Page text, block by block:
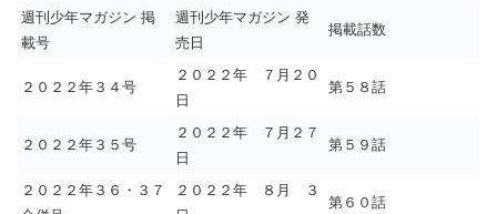
週刊少年マガジン 掲
載号
週刊少年マガジン 発
売日
掲載話数
２０２２年３４号
２０２２年 ７月２０
日
第５８話
２０２２年３５号
２０２２年 ７月２７
日
第５９話
２０２２年３６・３７
２０２２年 ８月 ３
第６０話